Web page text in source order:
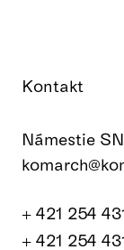
Kontakt
Námestie
+ 421 254
+ 421 254